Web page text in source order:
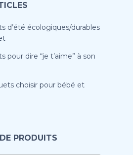
d’été écologiques/durables
pour dire “je t’aime” à son
choisir pour bébé et
PRODUITS